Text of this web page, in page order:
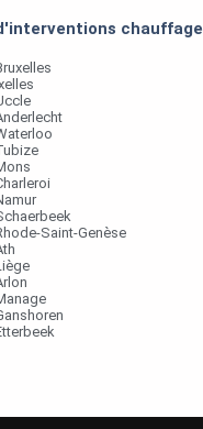
chauffage
Saint-Genèse